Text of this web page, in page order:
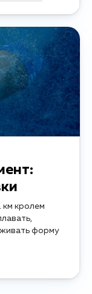
км кролем
форму